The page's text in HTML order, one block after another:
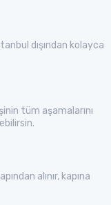
dışından kolayca
tüm aşamalarını
alınır, kapına